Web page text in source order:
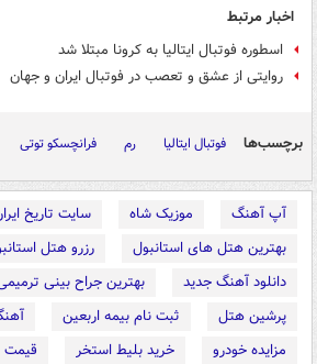
اخبار مرتبط
اسطوره فوتبال ایتالیا به کرونا مبتلا شد
روایتی از عشق و تعصب در فوتبال ایران و جهان
برچسب‌ها فوتبال ایتالیا رم فرانچسکو توتی
آپ آهنگ موزیک شاه
سایت تاریخ
بهترین هتل های استانبول
رزرو هتل
دانلود آهنگ جدید
بهترین جراح بینی
پرشین هتل
ثبت نام بیمه اربعین
مزایده خودرو
خرید بلیط استخر
قیمت